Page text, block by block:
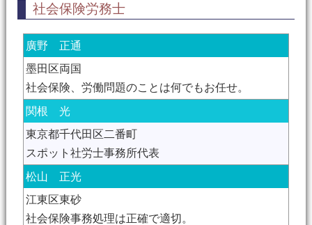
社会保険労務士
廣野 正通
墨田区両国
社会保険、労働問題のことは何でもお任せ。
関根 光
東京都千代田区二番町
スポット社労士事務所代表
松山 正光
江東区東砂
社会保険事務処理は正確で適切。